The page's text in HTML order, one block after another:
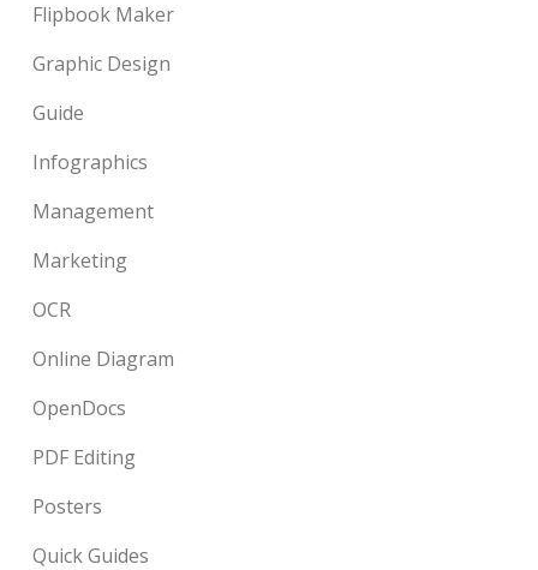
Flipbook Maker
Graphic Design
Guide
Infographics
Management
Marketing
OCR
Online Diagram
OpenDocs
PDF Editing
Posters
Quick Guides